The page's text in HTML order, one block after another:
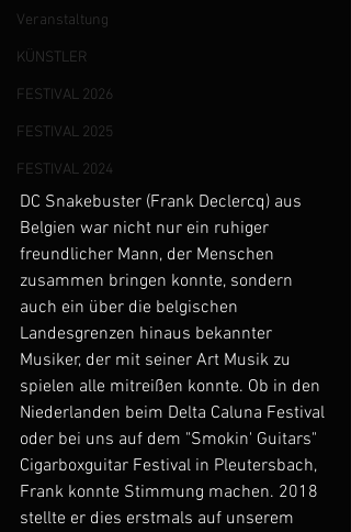
Veranstaltung
KÜNSTLER
FESTIVAL 2026
FESTIVAL 2025
FESTIVAL 2024
DC Snakebuster (Frank Declercq) aus
Belgien war nicht nur ein ruhiger
freundlicher Mann, der Menschen
zusammen bringen konnte, sondern
auch ein über die belgischen
Landesgrenzen hinaus bekannter
Musiker, der mit seiner Art Musik zu
spielen alle mitreißen konnte. Ob in den
Niederlanden beim Delta Caluna Festival
oder bei uns auf dem "Smokin' Guitars"
Cigarboxguitar Festival in Pleutersbach,
Frank konnte Stimmung machen. 2018
stellte er dies erstmals auf unserem